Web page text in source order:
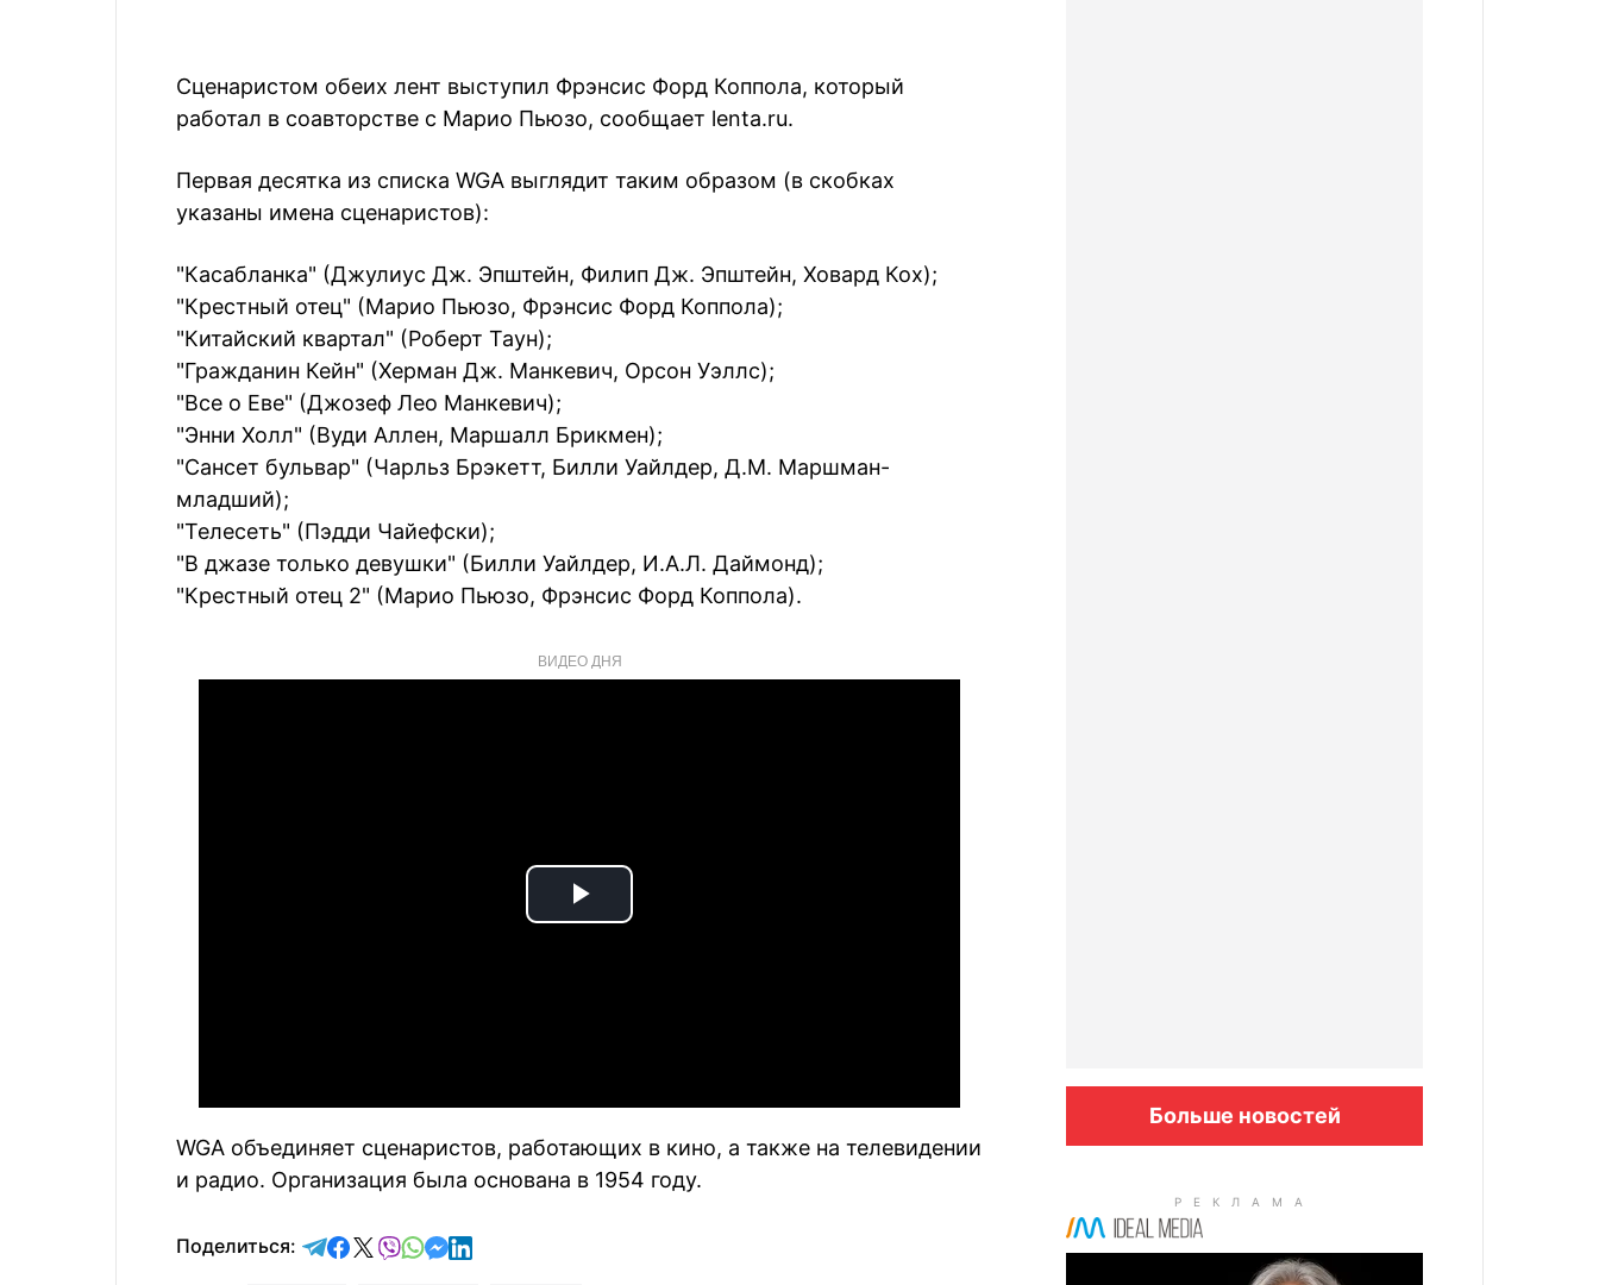
Сценаристом обеих лент выступил Фрэнсис Форд Коппола, который
работал в соавторстве с Марио Пьюзо, сообщает lenta.ru.
Первая десятка из списка WGA выглядит таким образом (в скобках
указаны имена сценаристов):
"Касабланка" (Джулиус Дж. Эпштейн, Филип Дж. Эпштейн, Ховард Кох);
"Крестный отец" (Марио Пьюзо, Фрэнсис Форд Коппола);
"Китайский квартал" (Роберт Таун);
"Гражданин Кейн" (Херман Дж. Манкевич, Орсон Уэллс);
"Все о Еве" (Джозеф Лео Манкевич);
"Энни Холл" (Вуди Аллен, Маршалл Брикмен);
"Сансет бульвар" (Чарльз Брэкетт, Билли Уайлдер, Д.М. Маршман-
младший);
"Телесеть" (Пэдди Чайефски);
"В джазе только девушки" (Билли Уайлдер, И.А.Л. Даймонд);
"Крестный отец 2" (Марио Пьюзо, Фрэнсис Форд Коппола).
ВИДЕО ДНЯ
Play
WGA объединяет сценаристов, работающих в кино, а также на телевидении
и радио. Организация была основана в 1954 году.
Поделиться: отправить в Telegram
поделиться в Facebook
поделиться в X
отправить в Viber
отправить в Whatsapp
отправить в Messenger
отправить в LinkedIn
Больше новостей